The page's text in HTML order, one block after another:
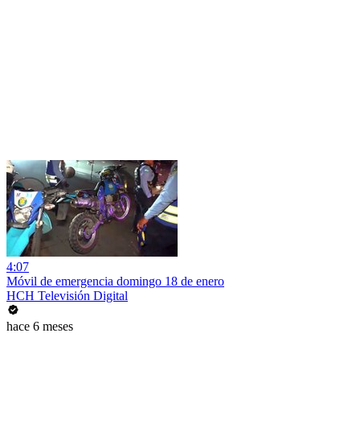
4:07
Móvil de emergencia domingo 18 de enero
HCH Televisión Digital
hace 6 meses